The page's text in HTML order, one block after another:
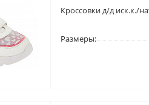
Кроссовки д/д иск.к./
Размеры: